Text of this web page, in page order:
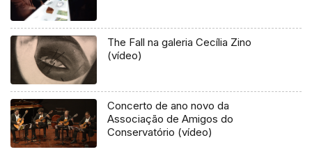
The Fall na galeria Cecília Zino
(vídeo)
Concerto de ano novo da
Associação de Amigos do
Conservatório (vídeo)